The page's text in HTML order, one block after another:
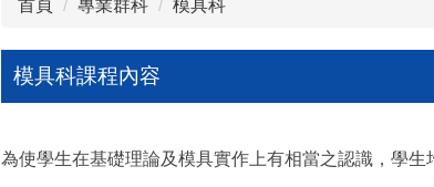
首頁 專業群科 模具科
模具科課程內容
為使學生在基礎理論及模具實作上有相當之認識，學生